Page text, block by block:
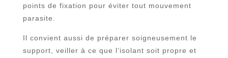
points de fixation pour éviter tout mouvement
parasite.
Il convient aussi de préparer soigneusement le
support, veiller à ce que l’isolant soit propre et